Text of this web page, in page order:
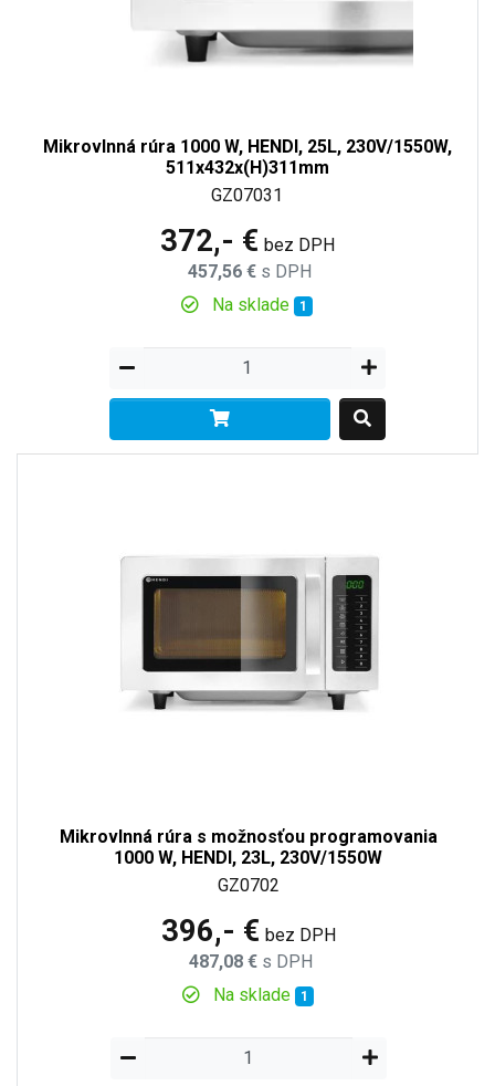
Mikrovlnná rúra 1000 W, HENDI, 25L, 230V/1550W,
511x432x(H)311mm
GZ07031
372,- € bez DPH
457,56 € s DPH
Na sklade 1
Mikrovlnná rúra s možnosťou programovania
1000 W, HENDI, 23L, 230V/1550W
GZ0702
396,- € bez DPH
487,08 € s DPH
Na sklade 1